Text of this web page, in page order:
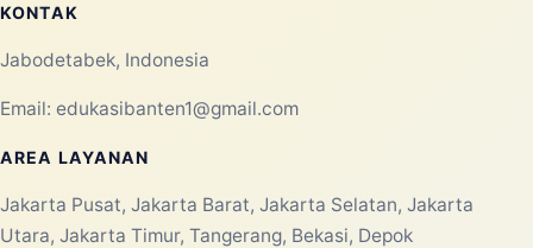
KONTAK
Jabodetabek, Indonesia
Email: edukasibanten1@gmail.com
AREA LAYANAN
Jakarta Pusat, Jakarta Barat, Jakarta Selatan, Jakarta
Utara, Jakarta Timur, Tangerang, Bekasi, Depok